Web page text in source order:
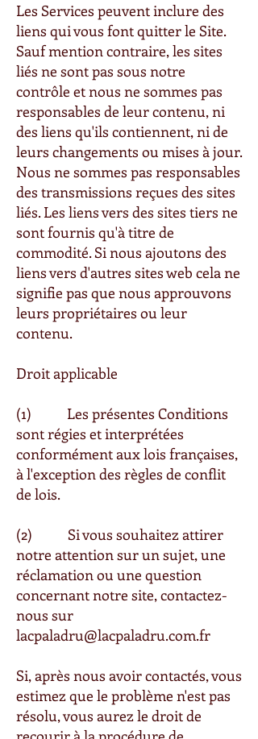
Les Services peuvent inclure des
liens qui vous font quitter le Site.
Sauf mention contraire, les sites
liés ne sont pas sous notre
contrôle et nous ne sommes pas
responsables de leur contenu, ni
des liens qu'ils contiennent, ni de
leurs changements ou mises à jour.
Nous ne sommes pas responsables
des transmissions reçues des sites
liés. Les liens vers des sites tiers ne
sont fournis qu'à titre de
commodité. Si nous ajoutons des
liens vers d'autres sites web cela ne
signifie pas que nous approuvons
leurs propriétaires ou leur
contenu.
Droit applicable
(1) Les présentes Conditions
sont régies et interprétées
conformément aux lois françaises,
à l'exception des règles de conflit
de lois.
(2) Si vous souhaitez attirer
notre attention sur un sujet, une
réclamation ou une question
concernant notre site, contactez-
nous sur
lacpaladru@lacpaladru.com.fr
Si, après nous avoir contactés, vous
estimez que le problème n'est pas
résolu, vous aurez le droit de